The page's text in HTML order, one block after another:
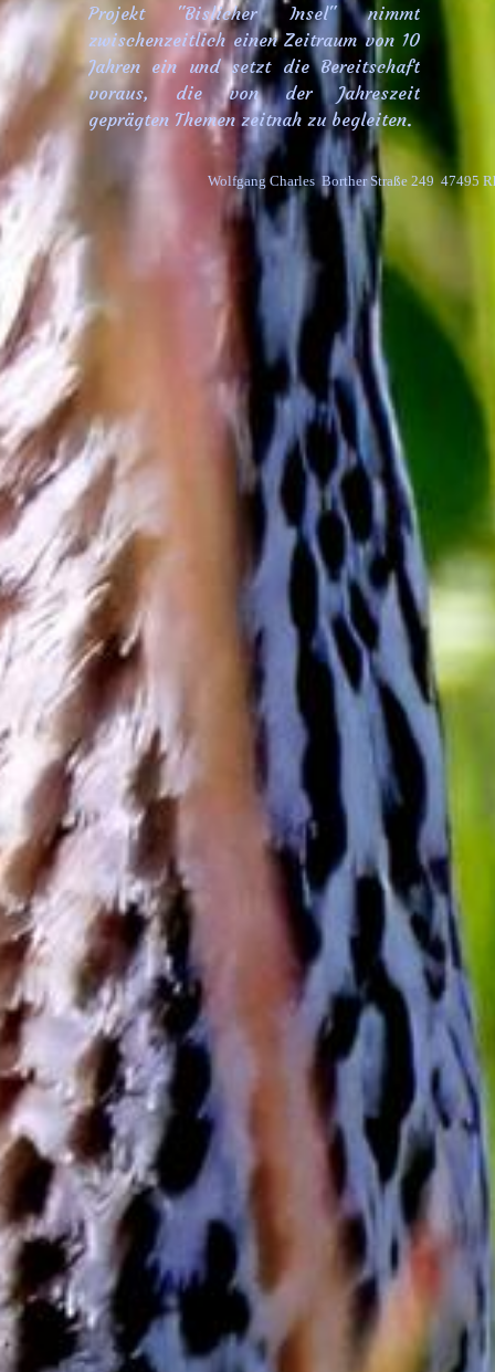
Projekt "Bislicher Insel" nimmt
zwischenzeitlich einen Zeitraum von 10
Jahren ein und setzt die Bereitschaft
voraus, die von der Jahreszeit
geprägten Themen zeitnah zu begleiten.
Wolfgang Charles  Borther Straße 249  47495